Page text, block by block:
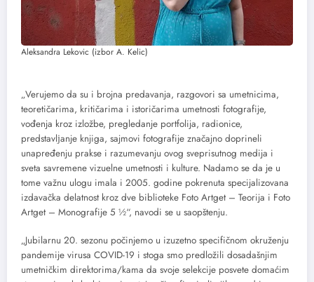
Aleksandra Lekovic (izbor A. Kelic)
„Verujemo da su i brojna predavanja, razgovori sa umetnicima,
teoretičarima, kritičarima i istoričarima umetnosti fotografije,
vođenja kroz izložbe, pregledanje portfolija, radionice,
predstavlјanje knjiga, sajmovi fotografije značajno doprineli
unapređenju prakse i razumevanju ovog sveprisutnog medija i
sveta savremene vizuelne umetnosti i kulture. Nadamo se da je u
tome važnu ulogu imala i 2005. godine pokrenuta specijalizovana
izdavačka delatnost kroz dve biblioteke Foto Artget – Teorija i Foto
Artget – Monografije 5 ½“, navodi se u saopštenju.
„Jubilarnu 20. sezonu počinjemo u izuzetno specifičnom okruženju
pandemije virusa COVID-19 i stoga smo predložili dosadašnjim
umetničkim direktorima/kama da svoje selekcije posvete domaćim